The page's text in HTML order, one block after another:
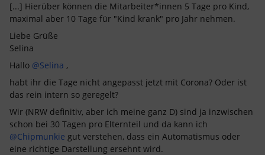
[...] Hierüber können die Mitarbeiter*innen 5 Tage pro Kind,
maximal aber 10 Tage für "Kind krank" pro Jahr nehmen.
Liebe Grüße
Selina
Hallo @Selina ,
habt ihr die Tage nicht angepasst jetzt mit Corona? Oder ist
das rein intern so geregelt?
Wir (NRW definitiv, aber ich meine ganz D) sind ja inzwischen
schon bei 30 Tagen pro Elternteil und da kann ich
@Chipmunkie gut verstehen, dass ein Automatismus oder
eine richtige Darstellung ersehnt wird.